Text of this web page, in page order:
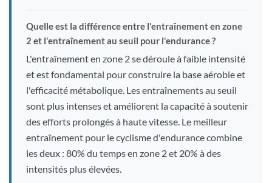
Quelle est la différence entre l'entraînement en zone
2 et l'entraînement au seuil pour l'endurance ?
L'entraînement en zone 2 se déroule à faible intensité
et est fondamental pour construire la base aérobie et
l'efficacité métabolique. Les entraînements au seuil
sont plus intenses et améliorent la capacité à soutenir
des efforts prolongés à haute vitesse. Le meilleur
entraînement pour le cyclisme d'endurance combine
les deux : 80% du temps en zone 2 et 20% à des
intensités plus élevées.